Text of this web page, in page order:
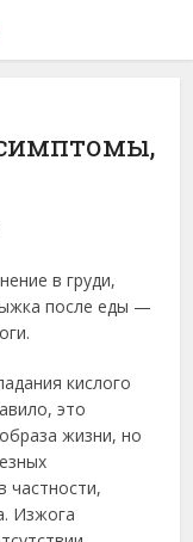
в груди,
после еды —
кислого
это
жизни, но
частности,
Изжога